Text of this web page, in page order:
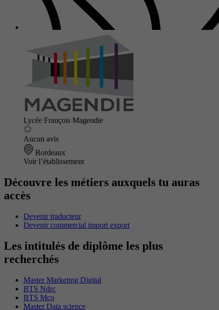
Lycée François Magendie
Aucun avis
Bordeaux
Voir l’établissement
Découvre les métiers auxquels tu auras
accès
Devenir traducteur
Devenir commercial import export
Les intitulés de diplôme les plus
recherchés
Master Marketing Digital
BTS Ndrc
BTS Mco
Master Data science